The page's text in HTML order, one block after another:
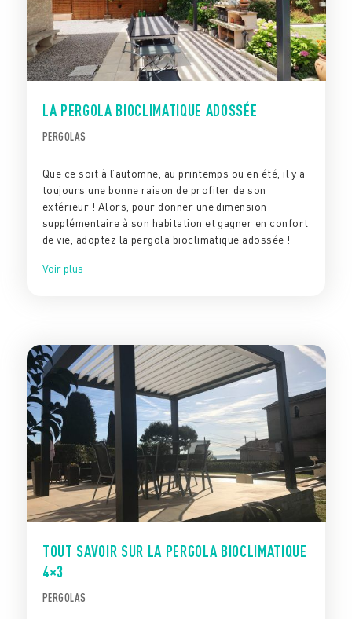
LA PERGOLA BIOCLIMATIQUE ADOSSÉE
PERGOLAS
Que ce soit à l’automne, au printemps ou en été, il y a
toujours une bonne raison de profiter de son
extérieur ! Alors, pour donner une dimension
supplémentaire à son habitation et gagner en confort
de vie, adoptez la pergola bioclimatique adossée !
Voir plus
TOUT SAVOIR SUR LA PERGOLA BIOCLIMATIQUE
4×3
PERGOLAS